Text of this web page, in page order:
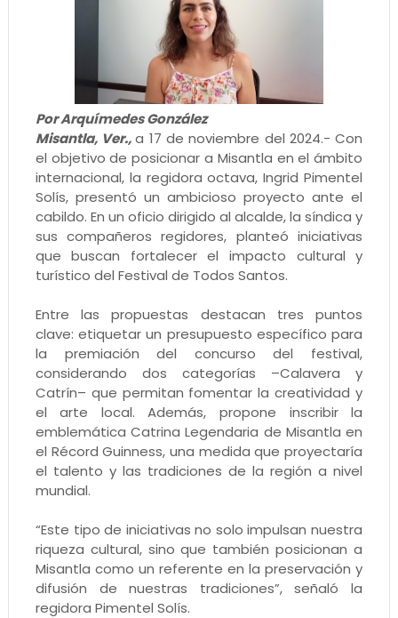
Por Arquímedes González
Misantla, Ver.,a 17 de noviembre del 2024.- Con
el objetivo de posicionar a Misantla en el ámbito
internacional, la regidora octava, Ingrid Pimentel
Solís, presentó un ambicioso proyecto ante el
cabildo. En un oficio dirigido al alcalde, la síndica y
sus compañeros regidores, planteó iniciativas
que buscan fortalecer el impacto cultural y
turístico del Festival de Todos Santos.
Entre las propuestas destacan tres puntos
clave: etiquetar un presupuesto específico para
la premiación del concurso del festival,
considerando dos categorías –Calavera y
Catrín– que permitan fomentar la creatividad y
el arte local. Además, propone inscribir la
emblemática Catrina Legendaria de Misantla en
el Récord Guinness, una medida que proyectaría
el talento y las tradiciones de la región a nivel
mundial.
“Este tipo de iniciativas no solo impulsan nuestra
riqueza cultural, sino que también posicionan a
Misantla como un referente en la preservación y
difusión de nuestras tradiciones”, señaló la
regidora Pimentel Solís.